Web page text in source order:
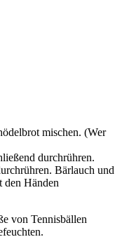
mischen. (Wer
durchrühren.
Bärlauch und
den Händen
von Tennisbällen